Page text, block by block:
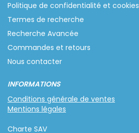
Politique de confidentialité et cookies
Termes de recherche
Recherche Avancée
Commandes et retours
Nous contacter
INFORMATIONS
Conditions générale de ventes
Mentions légales
Charte SAV